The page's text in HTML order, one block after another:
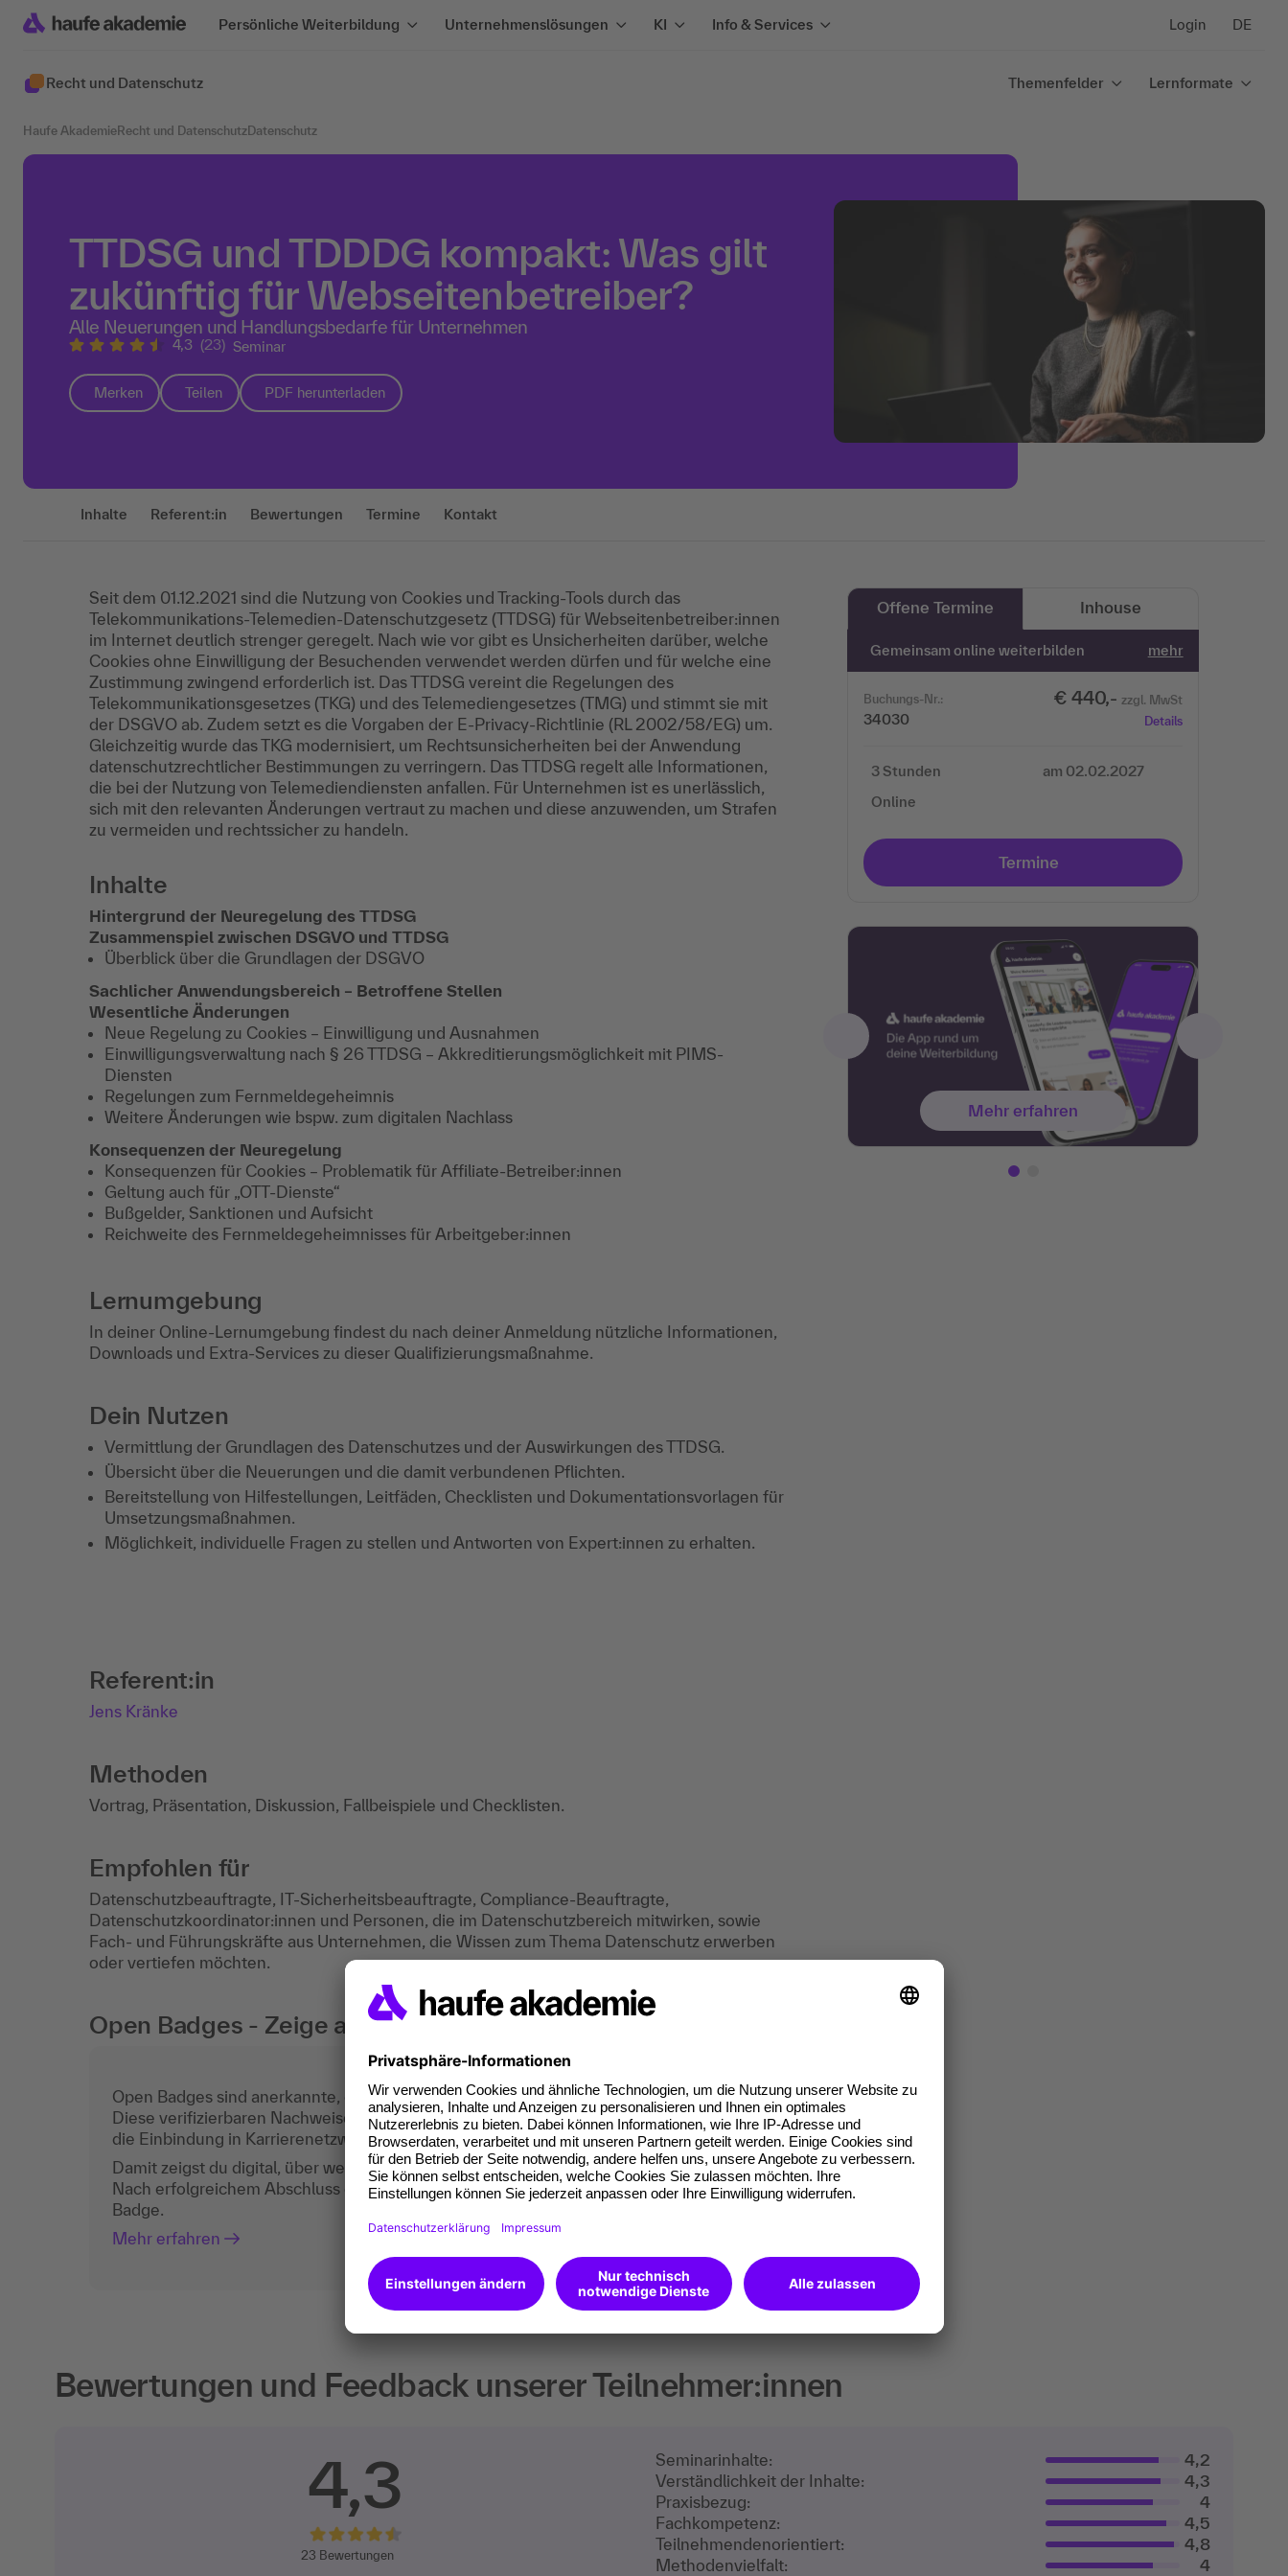
Persönliche Weiterbildung Unternehmenslösungen KI Info & Services Login DE
Recht und Datenschutz Themenfelder Lernformate
Haufe Akademie Recht und Datenschutz Datenschutz
TTDSG und TDDDG kompakt: Was gilt
zukünftig für Webseitenbetreiber?
Alle Neuerungen und Handlungsbedarfe für Unternehmen
4,3 (23) Seminar
Merken Teilen PDF herunterladen
Inhalte Referent:in Bewertungen Termine Kontakt
Seit dem 01.12.2021 sind die Nutzung von Cookies und Tracking-Tools durch das
Telekommunikations-Telemedien-Datenschutzgesetz (TTDSG) für Webseitenbetreiber:innen
im Internet deutlich strenger geregelt. Nach wie vor gibt es Unsicherheiten darüber, welche
Cookies ohne Einwilligung der Besuchenden verwendet werden dürfen und für welche eine
Zustimmung zwingend erforderlich ist. Das TTDSG vereint die Regelungen des
Telekommunikationsgesetzes (TKG) und des Telemediengesetzes (TMG) und stimmt sie mit
der DSGVO ab. Zudem setzt es die Vorgaben der E-Privacy-Richtlinie (RL 2002/58/EG) um.
Gleichzeitig wurde das TKG modernisiert, um Rechtsunsicherheiten bei der Anwendung
datenschutzrechtlicher Bestimmungen zu verringern. Das TTDSG regelt alle Informationen,
die bei der Nutzung von Telemediendiensten anfallen. Für Unternehmen ist es unerlässlich,
sich mit den relevanten Änderungen vertraut zu machen und diese anzuwenden, um Strafen
zu vermeiden und rechtssicher zu handeln.
Inhalte
Hintergrund der Neuregelung des TTDSG
Zusammenspiel zwischen DSGVO und TTDSG
Überblick über die Grundlagen der DSGVO
Sachlicher Anwendungsbereich – Betroffene Stellen
Wesentliche Änderungen
Neue Regelung zu Cookies – Einwilligung und Ausnahmen
Einwilligungsverwaltung nach § 26 TTDSG – Akkreditierungsmöglichkeit mit PIMS-
Diensten
Regelungen zum Fernmeldegeheimnis
Weitere Änderungen wie bspw. zum digitalen Nachlass
Konsequenzen der Neuregelung
Konsequenzen für Cookies – Problematik für Affiliate-Betreiber:innen
Geltung auch für „OTT-Dienste“
Bußgelder, Sanktionen und Aufsicht
Reichweite des Fernmeldegeheimnisses für Arbeitgeber:innen
Lernumgebung
In deiner Online-Lernumgebung findest du nach deiner Anmeldung nützliche Informationen,
Downloads und Extra-Services zu dieser Qualifizierungsmaßnahme.
Dein Nutzen
Vermittlung der Grundlagen des Datenschutzes und der Auswirkungen des TTDSG.
Übersicht über die Neuerungen und die damit verbundenen Pflichten.
Bereitstellung von Hilfestellungen, Leitfäden, Checklisten und Dokumentationsvorlagen für
Umsetzungsmaßnahmen.
Möglichkeit, individuelle Fragen zu stellen und Antworten von Expert:innen zu erhalten.
Referent:in
Jens Kränke
Methoden
Vortrag, Präsentation, Diskussion, Fallbeispiele und Checklisten.
Empfohlen für
Datenschutzbeauftragte, IT-Sicherheitsbeauftragte, Compliance-Beauftragte,
Datenschutzkoordinator:innen und Personen, die im Datenschutzbereich mitwirken, sowie
Fach- und Führungskräfte aus Unternehmen, die Wissen zum Thema Datenschutz erwerben
oder vertiefen möchten.
Open Badges - Zeige auch digital, was du kannst.
Open Badges sind anerkannte, digitale Teilnahmezertifikate.
Diese verifizierbaren Nachweise sind der aktuelle Standard für
die Einbindung in Karrierenetzwerken wie z.B. LinkedIn.
Damit zeigst du digital, über welche Kompetenzen du verfügst.
Nach erfolgreichem Abschluss erhältst du von uns ein Open
Badge.
Mehr erfahren
Offene Termine Inhouse
Gemeinsam online weiterbilden mehr
Buchungs-Nr.:
34030
€ 440,- zzgl. MwSt
Details
3 Stunden
Online
am 02.02.2027
Termine
Mehr erfahren
Bewertungen und Feedback unserer Teilnehmer:innen
4,3
23 Bewertungen
Seminarinhalte:
4,2
Verständlichkeit der Inhalte:
4,3
Praxisbezug:
4
Fachkompetenz:
4,5
Teilnehmenden­orientiert:
4,8
Methodenvielfalt:
4